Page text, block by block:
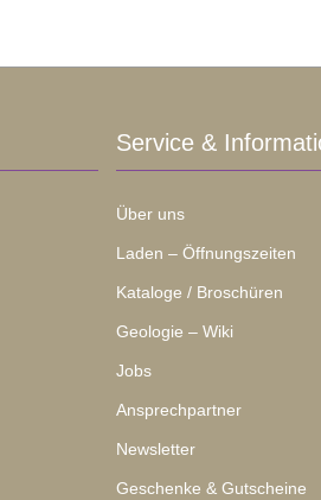
Service &
Über uns
Laden – Öffnungszeiten
Kataloge / Broschüren
Geologie – Wiki
Jobs
Ansprechpartner
Newsletter
Geschenke & Gutscheine